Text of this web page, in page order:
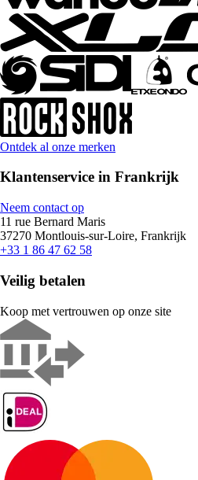
Ontdek al onze merken
Klantenservice in Frankrijk
Neem contact op
11 rue Bernard Maris
37270 Montlouis-sur-Loire, Frankrijk
+33 1 86 47 62 58
Veilig betalen
Koop met vertrouwen op onze site